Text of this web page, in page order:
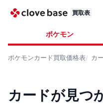
買取表
ポケモン
ポケモンカード買取価格表 カ
カードが見つ